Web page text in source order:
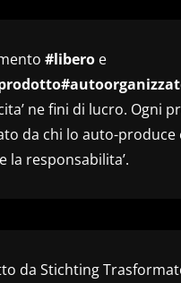
#libero e
ne fini di lucro. Ogni
da chi lo auto-produce
la responsabilita’.
da Stichting